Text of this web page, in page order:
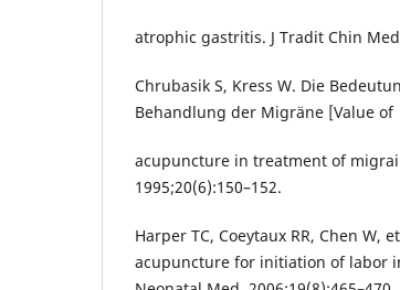
atrophic gastritis. J Tradit Chin
Chrubasik S, Kress W. Die
Behandlung der Migräne [Value of
acupuncture in treatment of
1995;20(6):150–152.
Harper TC, Coeytaux RR, Chen
acupuncture for initiation of labor